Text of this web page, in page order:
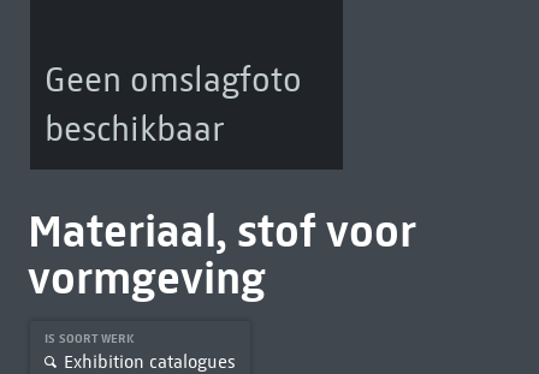
Geen omslagfoto
beschikbaar
Materiaal, stof voor
vormgeving
IS SOORT WERK
Exhibition catalogues